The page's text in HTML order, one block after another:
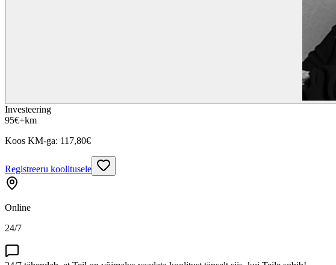
Investeering
95€+km
Koos KM-ga: 117,80€
Registreeru koolitusele
Online
24/7